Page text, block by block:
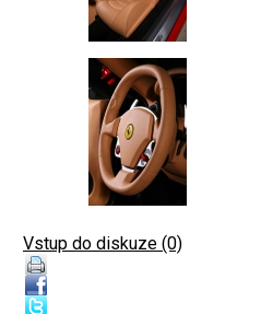
Vstup do diskuze (0)